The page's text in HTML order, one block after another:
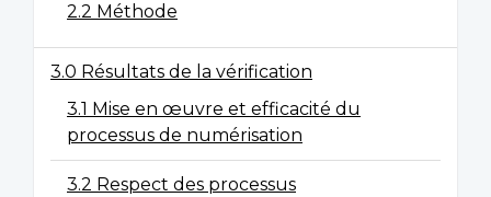
2.2 Méthode
3.0 Résultats de la vérification
3.1 Mise en œuvre et efficacité du
processus de numérisation
3.2 Respect des processus